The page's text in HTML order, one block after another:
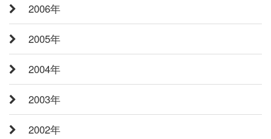
2006年
2005年
2004年
2003年
2002年